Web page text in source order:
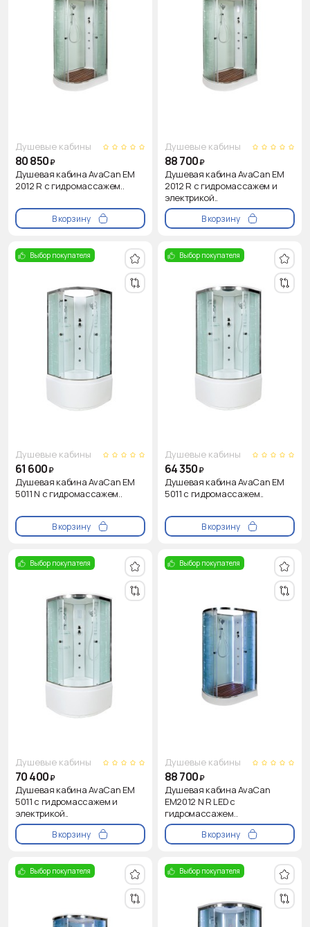
Душевые кабины
80 850₽
Душевая кабина AvaCan EM
2012 R с гидромассажем..
В корзину
Душевые кабины
88 700₽
Душевая кабина AvaCan EM
2012 R с гидромассажем и
электрикой..
В корзину
Выбор покупателя
Душевые кабины
61 600₽
Душевая кабина AvaCan EM
5011 N с гидромассажем..
В корзину
Выбор покупателя
Душевые кабины
64 350₽
Душевая кабина AvaCan EM
5011 с гидромассажем..
В корзину
Выбор покупателя
Душевые кабины
70 400₽
Душевая кабина AvaCan EM
5011 с гидромассажем и
электрикой..
В корзину
Выбор покупателя
Душевые кабины
88 700₽
Душевая кабина AvaCan
EM2012 N R LED с
гидромассажем..
В корзину
Выбор покупателя Выбор покупателя